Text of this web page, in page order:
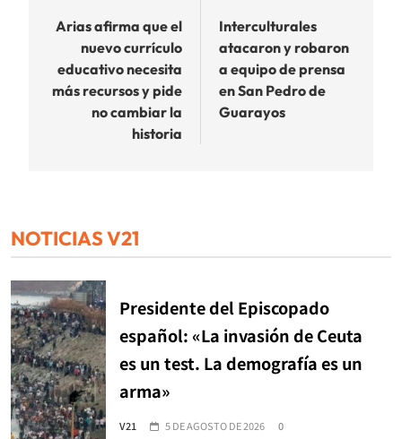
de
entradas
Arias afirma que el
nuevo currículo
educativo necesita
más recursos y pide
no cambiar la
historia
Interculturales
atacaron y robaron
a equipo de prensa
en San Pedro de
Guarayos
NOTICIAS V21
Presidente del Episcopado
español: «La invasión de Ceuta
es un test. La demografía es un
arma»
V21 5 DE AGOSTO DE 2026 0